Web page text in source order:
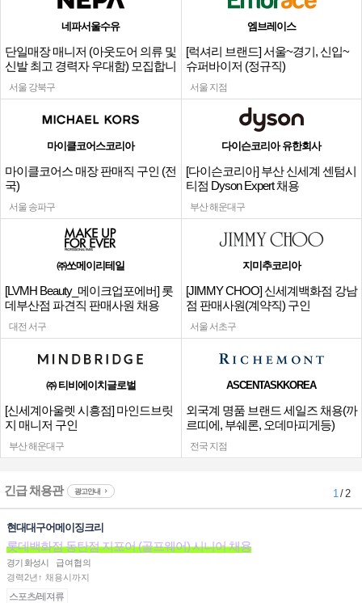
네파서울수유
단일매장 매니저 (아웃도어 의류 및
신발 최고 경력자 우대함) 모집합니
다.
서울 강북구
엠브레이스
[럭셔리 브랜드] 서울~경기, 신입~
슈퍼바이저 (정규직)
서울 지점
마이클코어스코리아
마이클코어스 매장 판매직 구인 (전
국)
서울 송파구
다이슨코리아 유한회사
[다이슨코리아] 부산 신세계 센텀시
티점 Dyson Expert 채용
부산 해운대구
㈜쏘메이리테일
[LVMH Beauty_메이크업포에버] 롯
데부산점 파견직 판매사원 채용
대전 서구
지미추코리아
[JIMMY CHOO] 신세계백화점 강남
점 판매사원(계약직) 구인
서울 서초구
㈜ 티비에이치글로벌
[신세계아울렛 시흥점] 마인드브릿
지 매니저 구인
부산 해운대구
ASCENTASKKOREA
외국계 명품 브랜드 세일즈 채용(까
르띠에, 부쉐론, 오데마피게등)
전국 지점
긴급 채용관 광고안내 1/ 2
현대대구어메이징크리
롯데백화점 동탄점 지포어 (골프웨어) 시니어 채용
경기 화성시
급여협의
경력2년↑ 채용시까지
스포츠/레져류